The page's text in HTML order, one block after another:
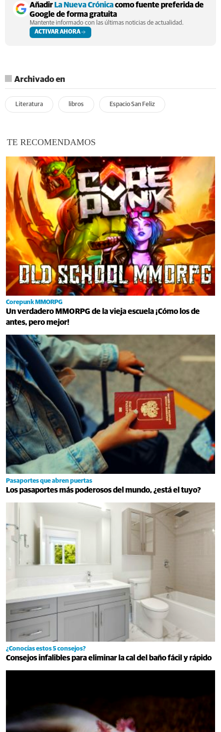
Añadir La Nueva Crónicacomo fuente preferida de
Google de forma gratuita
Mantente informado con las últimas noticias de actualidad.
ACTIVAR AHORA
Archivado en
Literatura libros Espacio San Feliz
TE RECOMENDAMOS
Corepunk MMORPG
Un verdadero MMORPG de la vieja escuela ¡Cómo los de
antes, pero mejor!
Pasaportes que abren puertas
Los pasaportes más poderosos del mundo, ¿está el tuyo?
¿Conocías estos 5 consejos?
Consejos infalibles para eliminar la cal del baño fácil y rápido